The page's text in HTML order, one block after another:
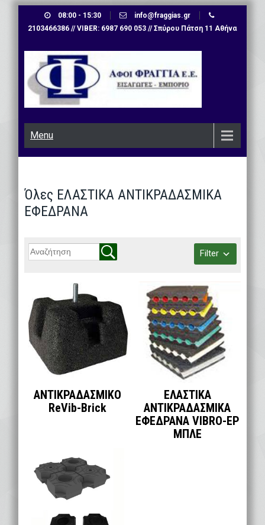
08:00 - 15:30
info@fraggias.gr
2103466386 // VIBER: 6987 690 053 // Σπύρου Πάτση 11 Αθήνα
Menu
Όλες ΕΛΑΣΤΙΚΑ ΑΝΤΙΚΡΑΔΑΣΜΙΚΑ
ΕΦΕΔΡΑΝΑ
Filter
ΑΝΤΙΚΡΑΔΑΣΜΙΚΟ
ReVib-Brick
ΕΛΑΣΤΙΚΑ
ΑΝΤΙΚΡΑΔΑΣΜΙΚΑ
ΕΦΕΔΡΑΝΑ VIBRO-EP
ΜΠΛΕ